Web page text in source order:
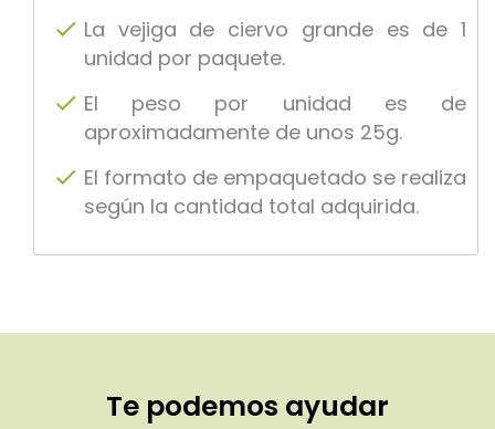
La vejiga de ciervo grande es de 1
unidad por paquete.
El peso por unidad es de
aproximadamente de unos 25g.
El formato de empaquetado se realiza
según la cantidad total adquirida.
Te podemos ayudar